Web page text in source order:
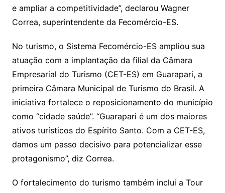
e ampliar a competitividade”, declarou Wagner
Correa, superintendente da Fecomércio-ES.
No turismo, o Sistema Fecomércio-ES ampliou sua
atuação com a implantação da filial da Câmara
Empresarial do Turismo (CET-ES) em Guarapari, a
primeira Câmara Municipal de Turismo do Brasil. A
iniciativa fortalece o reposicionamento do município
como “cidade saúde”. “Guarapari é um dos maiores
ativos turísticos do Espírito Santo. Com a CET-ES,
damos um passo decisivo para potencializar esse
protagonismo”, diz Correa.
O fortalecimento do turismo também inclui a Tour